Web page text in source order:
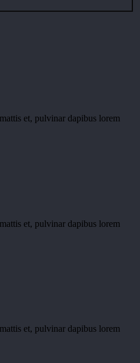
et, pulvinar dapibus lorem
et, pulvinar dapibus lorem
et, pulvinar dapibus lorem